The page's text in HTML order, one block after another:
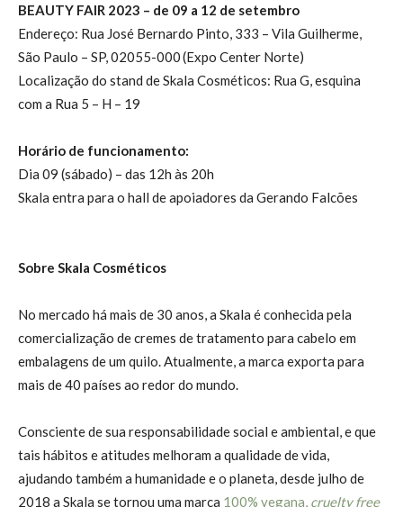
BEAUTY FAIR 2023 – de 09 a 12 de setembro
Endereço: Rua José Bernardo Pinto, 333 – Vila Guilherme,
São Paulo – SP, 02055-000 (Expo Center Norte)
Localização do stand de Skala Cosméticos: Rua G, esquina
com a Rua 5 – H – 19
Horário de funcionamento:
Dia 09 (sábado) – das 12h às 20h
Skala entra para o hall de apoiadores da Gerando Falcões
Sobre Skala Cosméticos
No mercado há mais de 30 anos, a Skala é conhecida pela
comercialização de cremes de tratamento para cabelo em
embalagens de um quilo. Atualmente, a marca exporta para
mais de 40 países ao redor do mundo.
Consciente de sua responsabilidade social e ambiental, e que
tais hábitos e atitudes melhoram a qualidade de vida,
ajudando também a humanidade e o planeta, desde julho de
2018 a Skala se tornou uma marca 100% vegana, cruelty free